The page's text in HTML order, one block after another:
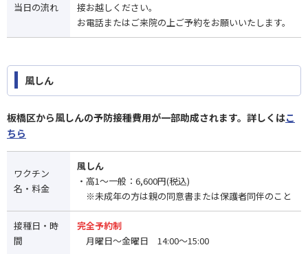
当日の流れ
接お越しください。
お電話またはご来院の上ご予約をお願いいたします。
風しん
板橋区から風しんの予防接種費用が一部助成されます。詳しくはこ
ちら
ワクチン
名・料金
風しん
・高1〜一般：6,600円(税込)
※未成年の方は親の同意書または保護者同伴のこと
接種日・時
間
完全予約制
月曜日～金曜日 14:00～15:00